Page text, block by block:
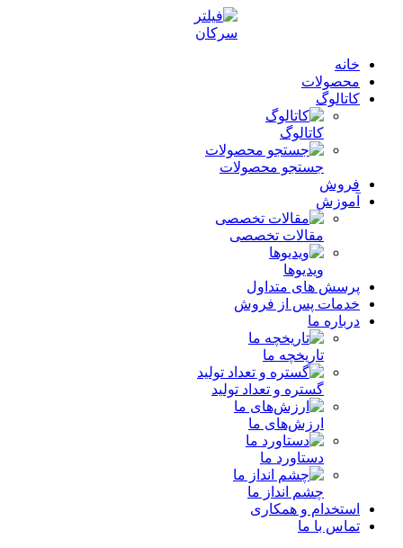
خانه
محصولات
کاتالوگ
کاتالوگ
جستجو محصولات
فروش
آموزش
مقالات تخصصی
ویدیوها
پرسش های متداول
خدمات پس از فروش
درباره ما
تاریخچه ما
گستره و تعداد تولید
ارزش‌های ما
دستاورد ما
چشم انداز ما
استخدام و همکاری
تماس با ما